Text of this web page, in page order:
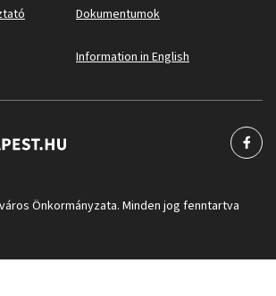
Dokumentumok
Information in English
Önkormányzata. Minden jog fenntartva